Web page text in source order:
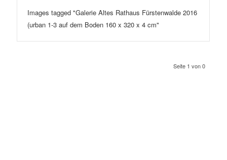
Images tagged "Galerie Altes Rathaus Fürstenwalde 2016
(urban 1-3 auf dem Boden 160 x 320 x 4 cm"
Seite 1 von 0